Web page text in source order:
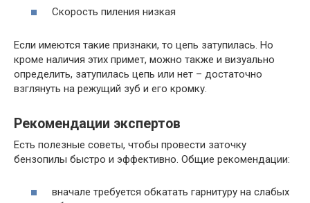
Скорость пиления низкая
Если имеются такие признаки, то цепь затупилась. Но
кроме наличия этих примет, можно также и визуально
определить, затупилась цепь или нет – достаточно
взглянуть на режущий зуб и его кромку.
Рекомендации экспертов
Есть полезные советы, чтобы провести заточку
бензопилы быстро и эффективно. Общие рекомендации:
вначале требуется обкатать гарнитуру на слабых